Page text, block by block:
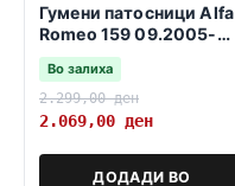
Гумени патосници Alfa
Romeo 159 09.2005-
11.2011
Во залиха
2.299,00ден
2.069,00 ден
ДОДАДИ ВО